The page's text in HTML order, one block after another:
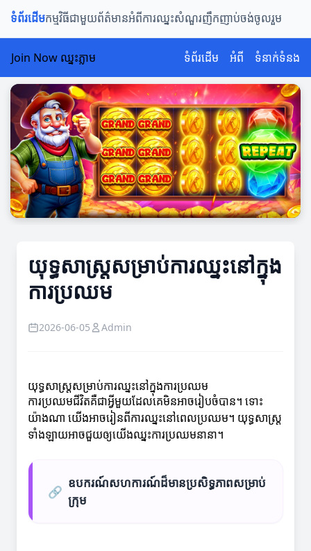
ទំព័រដើមកម្មវិធីជាមួយព័ត៌មានអំពីការឈ្នះសំណួរញឹកញាប់ចង់ចូលរួម
Join Now ឈ្នះភ្លាម ទំព័រដើម អំពី ទំនាក់ទំនង
យុទ្ធសាស្ត្រសម្រាប់ការឈ្នះនៅក្នុង
ការប្រឈម
2026-06-05 Admin
យុទ្ធសាស្ត្រសម្រាប់ការឈ្នះនៅក្នុងការប្រឈម
ការប្រឈមជីវិតគឺជាអ្វីមួយដែលគេមិនអាចរៀបចំបាន។ ទោះ
យ៉ាងណា យើងអាចរៀនពីការឈ្នះនៅពេលប្រឈម។ យុទ្ធសាស្ត្រ
ទាំងឡាយអាចជួយឲ្យយើងឈ្នះការប្រឈមនានា។
🔗
ឧបករណ៍សហការណ៍ដ៏មានប្រសិទ្ធភាពសម្រាប់
ក្រុម